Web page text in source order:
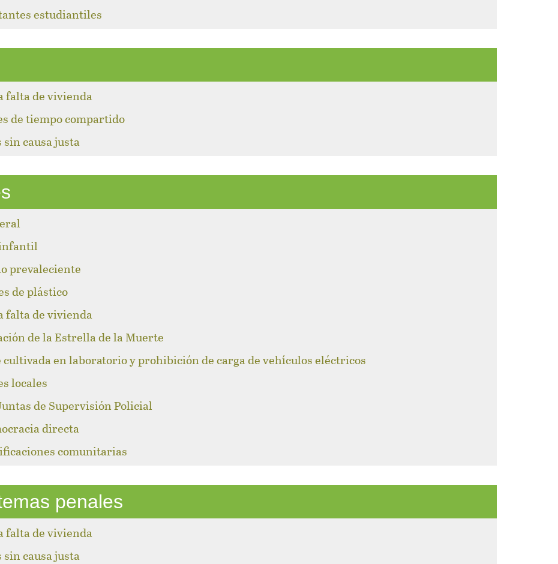
estudiantiles
falta de vivienda
de tiempo compartido
sin causa justa
infantil
prevaleciente
de plástico
falta de vivienda
de la Estrella de la Muerte
cultivada en laboratorio y prohibición de carga de vehículos eléctricos
locales
de Supervisión Policial
directa
comunitarias
penales
falta de vivienda
sin causa justa